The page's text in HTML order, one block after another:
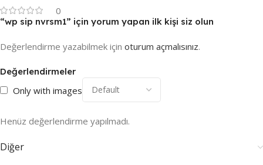
0
Değerlendirmeler
Only with images
Henüz değerlendirme yapılmadı.
“wp sip nvrsm1” için yorum yapan ilk kişi siz olun
Değerlendirme yazabilmek için oturum açmalısınız.
Diğer